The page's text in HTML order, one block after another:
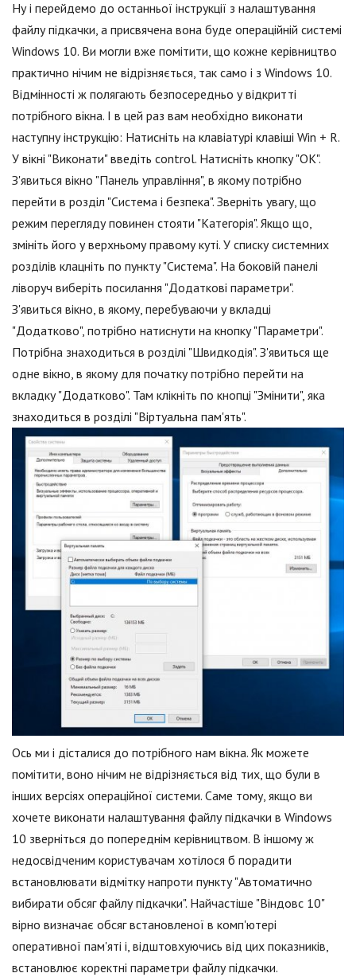
Ну і перейдемо до останньої інструкції з налаштування
файлу підкачки, а присвячена вона буде операційній системі
Windows 10. Ви могли вже помітити, що кожне керівництво
практично нічим не відрізняється, так само і з Windows 10.
Відмінності ж полягають безпосередньо у відкритті
потрібного вікна. І в цей раз вам необхідно виконати
наступну інструкцію: Натисніть на клавіатурі клавіші Win + R.
У вікні "Виконати" введіть control. Натисніть кнопку "ОК".
З'явиться вікно "Панель управління", в якому потрібно
перейти в розділ "Система і безпека". Зверніть увагу, що
режим перегляду повинен стояти "Категорія". Якщо що,
змініть його у верхньому правому куті. У списку системних
розділів клацніть по пункту "Система". На боковій панелі
ліворуч виберіть посилання "Додаткові параметри".
З'явиться вікно, в якому, перебуваючи у вкладці
"Додатково", потрібно натиснути на кнопку "Параметри".
Потрібна знаходиться в розділі "Швидкодія". З'явиться ще
одне вікно, в якому для початку потрібно перейти на
вкладку "Додатково". Там клікніть по кнопці "Змінити", яка
знаходиться в розділі "Віртуальна пам'ять".
Ось ми і дісталися до потрібного нам вікна. Як можете
помітити, воно нічим не відрізняється від тих, що були в
інших версіях операційної системи. Саме тому, якщо ви
хочете виконати налаштування файлу підкачки в Windows
10 зверніться до попереднім керівництвом. В іншому ж
недосвідченим користувачам хотілося б порадити
встановлювати відмітку напроти пункту "Автоматично
вибирати обсяг файлу підкачки". Найчастіше "Віндовс 10"
вірно визначає обсяг встановленої в комп'ютері
оперативної пам'яті і, відштовхуючись від цих показників,
встановлює коректні параметри файлу підкачки.